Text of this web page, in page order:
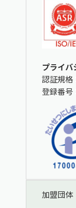
プライバ
認証規格
登録番
加盟団体